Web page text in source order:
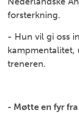
forsterkning.
- Hun vil gi oss
kampmentalitet,
treneren.
- Møtte en fyr